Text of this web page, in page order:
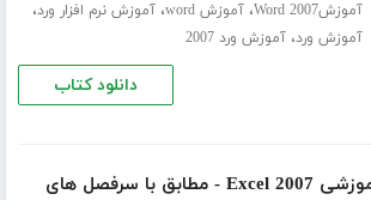
آموزشWord 2007 ،آموزش word ،آموزش نرم افزار ورد،
آموزش ورد،آموزش ورد 2007
دانلود کتاب
دانلود کتاب جزوه آموزشی Excel 2007 - مطابق با سرفصل های